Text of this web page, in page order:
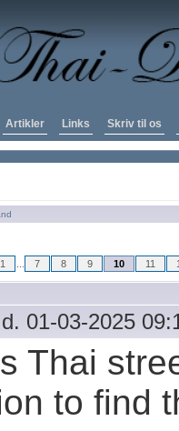
Artikler Links Skriv til os
1 7 8 9 10 11
01-03-2025
Thai
to find